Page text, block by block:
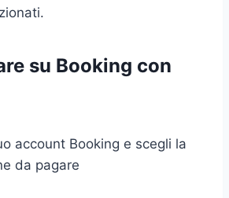
su Booking con
account Booking e scegli la
da pagare